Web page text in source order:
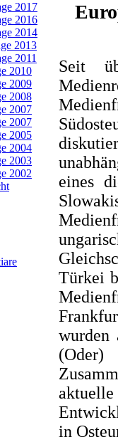
2017
2016
2014
2013
2011
2010
2009
2008
2007
2007
2005
2004
2003
2002
Seit
eines
Türkei
wurden
in